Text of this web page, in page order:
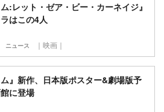
ム:レット・ゼア・ビー・カーネイジ』
はこの4人
ニュース ｜映画｜
ム』新作、日本版ポスター&劇場版予
に登場